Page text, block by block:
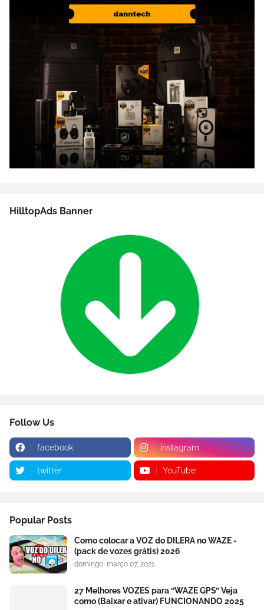
HilltopAds Banner
Follow Us
facebook instagram
twitter YouTube
Popular Posts
Como colocar a VOZ do DILERA no WAZE -
(pack de vozes grátis) 2026
domingo, março 07, 2021
27 Melhores VOZES para ‘’WAZE GPS’’ Veja
como (Baixar e ativar) FUNCIONANDO 2025